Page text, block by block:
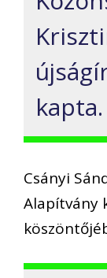
kapta.
Csányi
Alapítvány